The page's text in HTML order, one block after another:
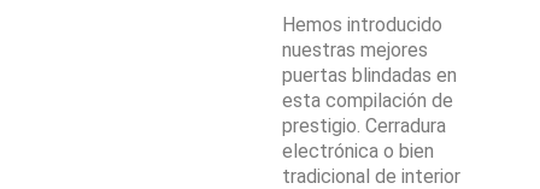
Hemos introducido
nuestras mejores
puertas blindadas en
esta compilación de
prestigio. Cerradura
electrónica o bien
tradicional de interior